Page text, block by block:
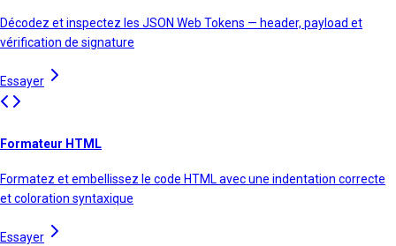
Décodez et inspectez les JSON Web Tokens — header, payload et
vérification de signature
Essayer
Formateur HTML
Formatez et embellissez le code HTML avec une indentation correcte
et coloration syntaxique
Essayer